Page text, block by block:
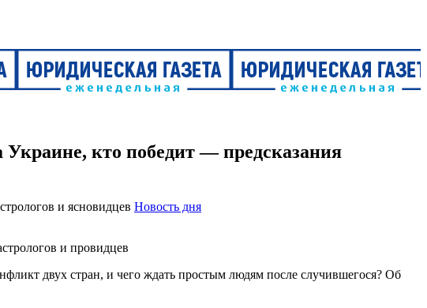
Украине, кто победит — предсказания
Новость дня
двух стран, и чего ждать простым людям после случившегося? Об